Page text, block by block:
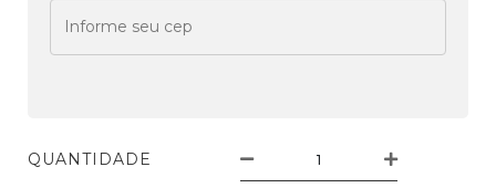
QUANTIDADE